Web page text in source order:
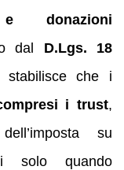
donazioni
dal D.Lgs. 18
stabilisce che i
i trust,
su
solo quando